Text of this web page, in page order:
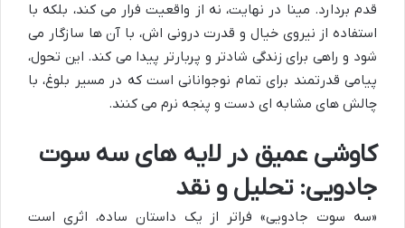
قدم بردارد. مینا در نهایت، نه از واقعیت فرار می کند، بلکه با
استفاده از نیروی خیال و قدرت درونی اش، با آن ها سازگار می
شود و راهی برای زندگی شادتر و پربارتر پیدا می کند. این تحول،
پیامی قدرتمند برای تمام نوجوانانی است که در مسیر بلوغ، با
چالش های مشابه ای دست و پنجه نرم می کنند.
کاوشی عمیق در لایه های سه سوت
جادویی: تحلیل و نقد
«سه سوت جادویی» فراتر از یک داستان ساده، اثری است